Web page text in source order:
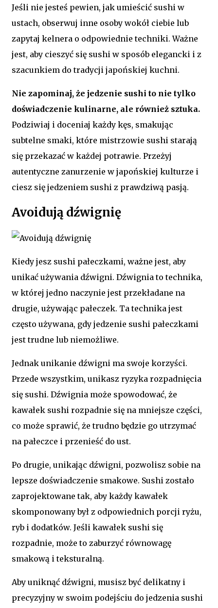
Jeśli nie jesteś pewien, jak umieścić sushi w
ustach, obserwuj inne osoby wokół ciebie lub
zapytaj kelnera o odpowiednie techniki. Ważne
jest, aby cieszyć się sushi w sposób elegancki i z
szacunkiem do tradycji japońskiej kuchni.
Nie zapominaj, że jedzenie sushi to nie tylko
doświadczenie kulinarne, ale również sztuka.
Podziwiaj i doceniaj każdy kęs, smakując
subtelne smaki, które mistrzowie sushi starają
się przekazać w każdej potrawie. Przeżyj
autentyczne zanurzenie w japońskiej kulturze i
ciesz się jedzeniem sushi z prawdziwą pasją.
Avoidują dźwignię
Kiedy jesz sushi pałeczkami, ważne jest, aby
unikać używania dźwigni. Dźwignia to technika,
w której jedno naczynie jest przekładane na
drugie, używając pałeczek. Ta technika jest
często używana, gdy jedzenie sushi pałeczkami
jest trudne lub niemożliwe.
Jednak unikanie dźwigni ma swoje korzyści.
Przede wszystkim, unikasz ryzyka rozpadnięcia
się sushi. Dźwignia może spowodować, że
kawałek sushi rozpadnie się na mniejsze części,
co może sprawić, że trudno będzie go utrzymać
na pałeczce i przenieść do ust.
Po drugie, unikając dźwigni, pozwolisz sobie na
lepsze doświadczenie smakowe. Sushi zostało
zaprojektowane tak, aby każdy kawałek
skomponowany był z odpowiednich porcji ryżu,
ryb i dodatków. Jeśli kawałek sushi się
rozpadnie, może to zaburzyć równowagę
smakową i teksturalną.
Aby uniknąć dźwigni, musisz być delikatny i
precyzyjny w swoim podejściu do jedzenia sushi